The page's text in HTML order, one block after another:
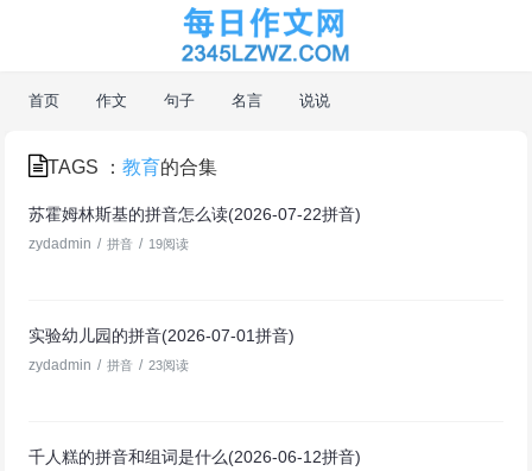
首页 作文 句子 名言 说说
TAGS ：教育的合集
苏霍姆林斯基的拼音怎么读(2026-07-22拼音)
zydadmin / 拼音 / 19阅读
实验幼儿园的拼音(2026-07-01拼音)
zydadmin / 拼音 / 23阅读
千人糕的拼音和组词是什么(2026-06-12拼音)